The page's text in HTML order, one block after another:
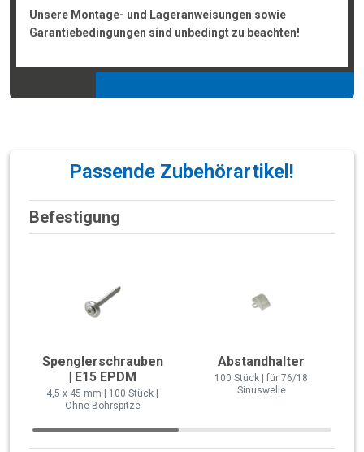
Unsere Montage- und Lageranweisungen sowie
Garantiebedingungen sind unbedingt zu beachten!
Passende Zubehörartikel!
Befestigung
Spenglerschrauben
| E15 EPDM
4,5 x 45 mm | 100 Stück |
Ohne Bohrspitze
Abstandhalter
100 Stück | für 76/18
Sinuswelle